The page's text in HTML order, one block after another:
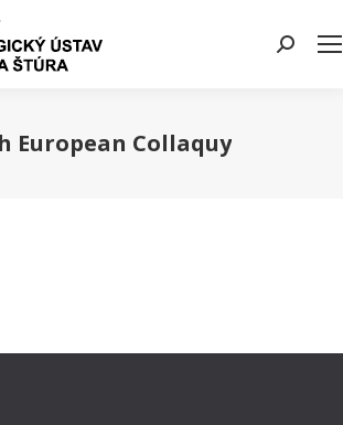
Search:
European Collaquy